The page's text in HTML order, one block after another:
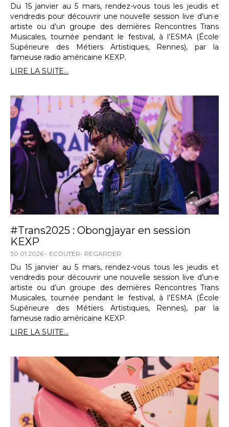
Du 15 janvier au 5 mars, rendez-vous tous les jeudis et
vendredis pour découvrir une nouvelle session live d’un·e
artiste ou d’un groupe des dernières Rencontres Trans
Musicales, tournée pendant le festival, à l’ESMA (École
Supérieure des Métiers Artistiques, Rennes), par la
fameuse radio américaine KEXP.
LIRE LA SUITE...
#Trans2025 : Obongjayar en session
KEXP
30.01.2026 ECOUTER REGARDER
Du 15 janvier au 5 mars, rendez-vous tous les jeudis et
vendredis pour découvrir une nouvelle session live d’un·e
artiste ou d’un groupe des dernières Rencontres Trans
Musicales, tournée pendant le festival, à l’ESMA (École
Supérieure des Métiers Artistiques, Rennes), par la
fameuse radio américaine KEXP.
LIRE LA SUITE...